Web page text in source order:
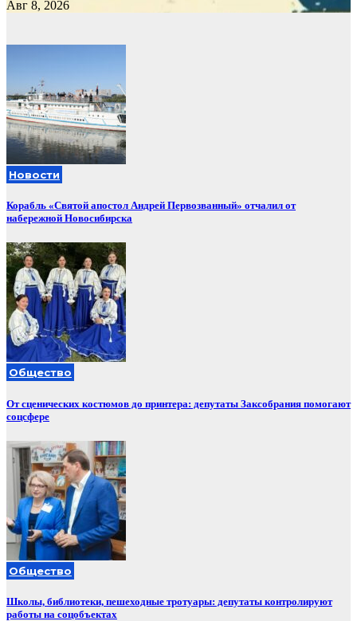
Авг 8, 2026
Новости
Корабль «Святой апостол Андрей Первозванный» отчалил от
набережной Новосибирска
Общество
От сценических костюмов до принтера: депутаты Заксобрания помогают
соцсфере
Общество
Школы, библиотеки, пешеходные тротуары: депутаты контролируют
работы на соцобъектах